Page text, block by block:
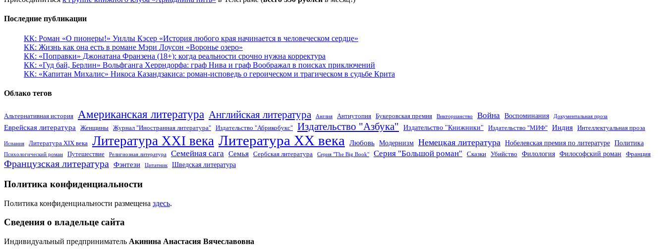
Последние публикации
КК: Роман «О пионеры!» Уиллы Кэсер «История любого края начинается в человеческом сердце»
КК: Жизнь как она есть в романе Мэри Лоусон «Воронье озеро»
КК: «Поправки» Джонатана Франзена (18+): когда реальности срочно нужна корректура
КК: «Гуд бай, Берлин» Вольфганга Херрндорфа: граф Нива и граф Воображал в поисках приключений
КК: «Капитан Михалис» Никоса Казандзакиса: роман-исповедь о героическом и трагическом в судьбе Крита
Облако тегов
Альтернативная история Американская литература Английская литература Англия Антиутопия Букеровская премия Викторианство Война Воспоминания Документальная проза
Еврейская литература Женщины Журнал "Иностранная литература" Издательство "Абрикобукс" Издательство "Азбука" Издательство "Книжники" Издательство "МИФ" Индия Интеллектуальная проза
Испания Литература XIX века Литература XXI века Литература XX века Любовь Модернизм Немецкая литература Нобелевская премия по литературе Политика
Психологический роман Путешествие Религиозная литература Семейная сага Семья Сербская литература Серия "The Big Book" Серия "Большой роман" Сказки Убийство Филология Философский роман Франция
Французская литература Фэнтези Цитатник Шведская литература
Политика конфиденциальности
Политика конфиденциальности размещена здесь.
Сведения о владельце сайта
Индивидуальный предприниматель Акинина Анастасия Вячеславовна